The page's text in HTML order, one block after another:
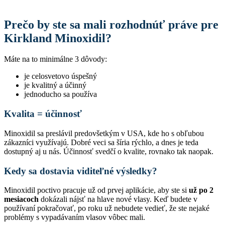
Prečo by ste sa mali rozhodnúť práve pre
Kirkland Minoxidil?
Máte na to minimálne 3 dôvody:
je celosvetovo úspešný
je kvalitný a účinný
jednoducho sa používa
Kvalita = účinnosť
Minoxidil sa preslávil predovšetkým v USA, kde ho s obľubou
zákazníci využívajú. Dobré veci sa šíria rýchlo, a dnes je teda
dostupný aj u nás. Účinnosť svedčí o kvalite, rovnako tak naopak.
Kedy sa dostavia viditeľné výsledky?
Minoxidil poctivo pracuje už od prvej aplikácie, aby ste si už po 2
mesiacoch dokázali nájsť na hlave nové vlasy. Keď budete v
používaní pokračovať, po roku už nebudete vedieť, že ste nejaké
problémy s vypadávaním vlasov vôbec mali.